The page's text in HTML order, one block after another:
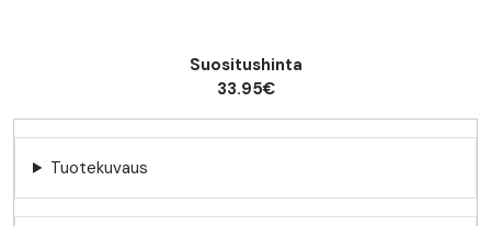
Suositushinta
33.95€
Tuotekuvaus